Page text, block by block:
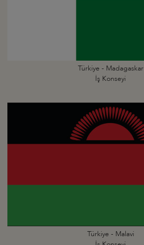
Türkiye - Madagaskar
İş Konseyi
Türkiye - Malavi